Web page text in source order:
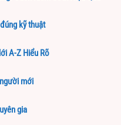
kỹ thuật
A-Z Hiểu Rõ
mới
gia